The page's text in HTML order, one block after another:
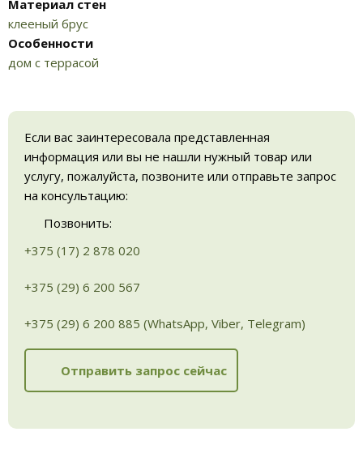
Материал стен
клееный брус
Особенности
дом с террасой
Если вас заинтересовала представленная
информация или вы не нашли нужный товар или
услугу, пожалуйста, позвоните или отправьте запрос
на консультацию:
Позвонить:
+375 (17) 2 878 020
+375 (29) 6 200 567
+375 (29) 6 200 885 (WhatsApp, Viber, Telegram)
Отправить запрос сейчас